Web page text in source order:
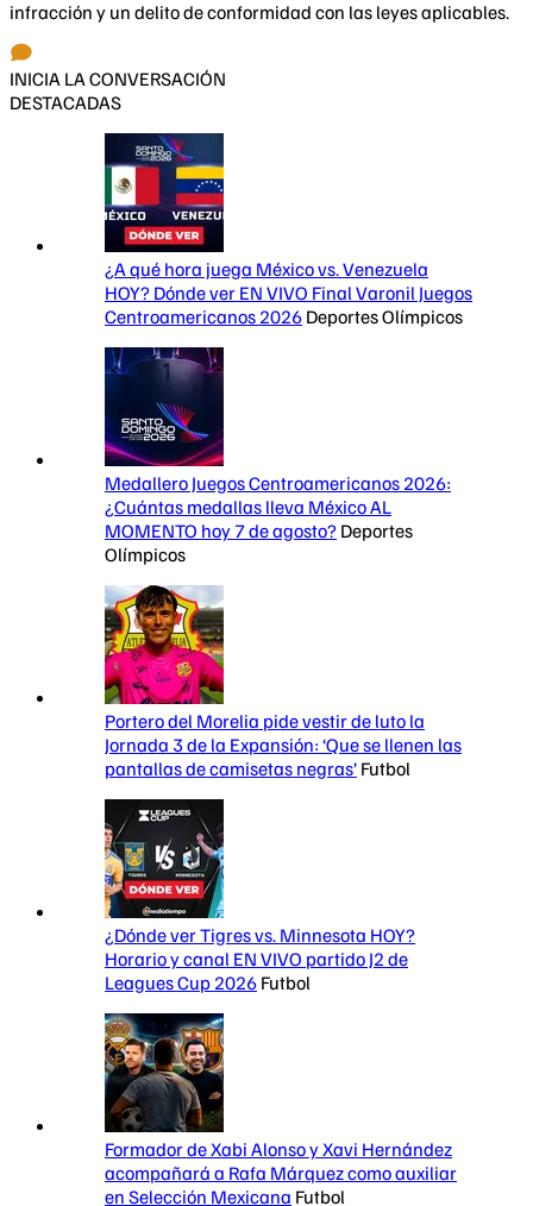
infracción y un delito de conformidad con las leyes aplicables.
INICIA LA CONVERSACIÓN
DESTACADAS
¿A qué hora juega México vs. Venezuela
HOY? Dónde ver EN VIVO Final Varonil Juegos
Centroamericanos 2026 Deportes Olímpicos
Medallero Juegos Centroamericanos 2026:
¿Cuántas medallas lleva México AL
MOMENTO hoy 7 de agosto? Deportes
Olímpicos
Portero del Morelia pide vestir de luto la
Jornada 3 de la Expansión: ‘Que se llenen las
pantallas de camisetas negras’ Futbol
¿Dónde ver Tigres vs. Minnesota HOY?
Horario y canal EN VIVO partido J2 de
Leagues Cup 2026 Futbol
Formador de Xabi Alonso y Xavi Hernández
acompañará a Rafa Márquez como auxiliar
en Selección Mexicana Futbol